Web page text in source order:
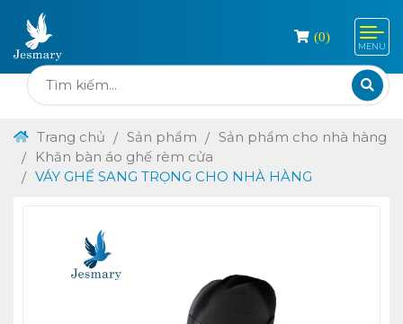
(0)
MENU
Trang chủ Sản phẩm
Sản phẩm cho nhà hàng
Khăn bàn áo ghế rèm cửa
VÁY GHẾ SANG TRỌNG CHO NHÀ HÀNG